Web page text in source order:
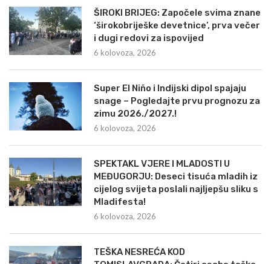
ŠIROKI BRIJEG: Započele svima znane
‘širokobriješke devetnice’, prva večer
i dugi redovi za ispovijed
6 kolovoza, 2026
Super El Niño i Indijski dipol spajaju
snage – Pogledajte prvu prognozu za
zimu 2026./2027.!
6 kolovoza, 2026
SPEKTAKL VJERE I MLADOSTI U
MEĐUGORJU: Deseci tisuća mladih iz
cijelog svijeta poslali najljepšu sliku s
Mladifesta!
6 kolovoza, 2026
TEŠKA NESREĆA KOD